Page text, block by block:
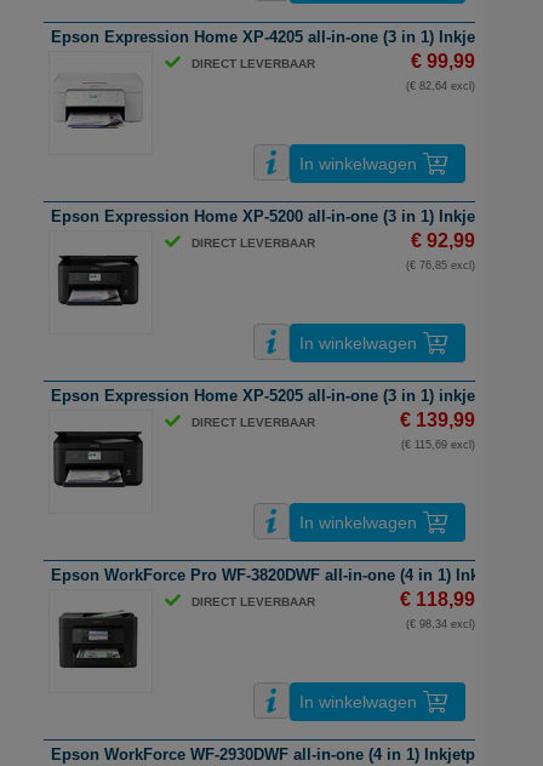
Epson Expression Home XP-4205 all-in-one (3 in 1) Inkjetprinter
DIRECT LEVERBAAR € 99,99
(€ 82,64 excl)
In winkelwagen
Epson Expression Home XP-5200 all-in-one (3 in 1) Inkjetprinter
DIRECT LEVERBAAR € 92,99
(€ 76,85 excl)
In winkelwagen
Epson Expression Home XP-5205 all-in-one (3 in 1) inkjetprinter
DIRECT LEVERBAAR € 139,99
(€ 115,69 excl)
In winkelwagen
Epson WorkForce Pro WF-3820DWF all-in-one (4 in 1)
DIRECT LEVERBAAR € 118,99
(€ 98,34 excl)
In winkelwagen
Epson WorkForce WF-2930DWF all-in-one (4 in 1) Inkjetprinter |